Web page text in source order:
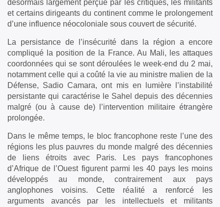
désormais largement perçue par les critiques, les militants
et certains dirigeants du continent comme le prolongement
d’une influence néocoloniale sous couvert de sécurité.
La persistance de l’insécurité dans la région a encore
compliqué la position de la France. Au Mali, les attaques
coordonnées qui se sont déroulées le week-end du 2 mai,
notamment celle qui a coûté la vie au ministre malien de la
Défense, Sadio Camara, ont mis en lumière l’instabilité
persistante qui caractérise le Sahel depuis des décennies
malgré (ou à cause de) l’intervention militaire étrangère
prolongée.
Dans le même temps, le bloc francophone reste l’une des
régions les plus pauvres du monde malgré des décennies
de liens étroits avec Paris. Les pays francophones
d’Afrique de l’Ouest figurent parmi les 40 pays les moins
développés au monde, contrairement aux pays
anglophones voisins. Cette réalité a renforcé les
arguments avancés par les intellectuels et militants